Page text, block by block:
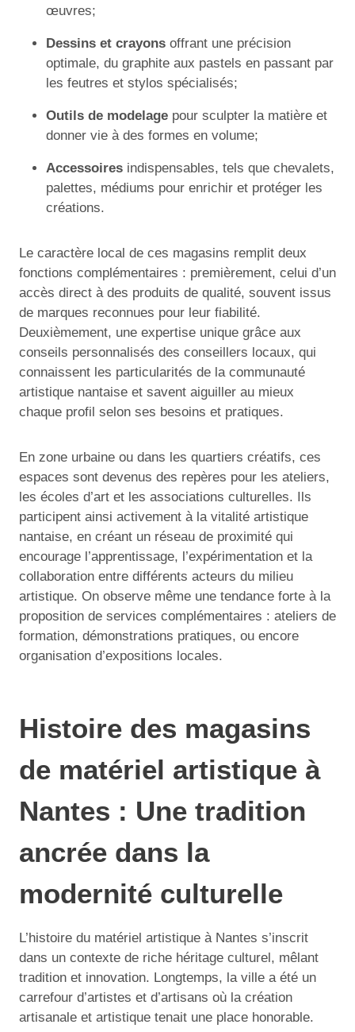
œuvres;
Dessins et crayons offrant une précision
optimale, du graphite aux pastels en passant par
les feutres et stylos spécialisés;
Outils de modelage pour sculpter la matière et
donner vie à des formes en volume;
Accessoires indispensables, tels que chevalets,
palettes, médiums pour enrichir et protéger les
créations.
Le caractère local de ces magasins remplit deux
fonctions complémentaires : premièrement, celui d’un
accès direct à des produits de qualité, souvent issus
de marques reconnues pour leur fiabilité.
Deuxièmement, une expertise unique grâce aux
conseils personnalisés des conseillers locaux, qui
connaissent les particularités de la communauté
artistique nantaise et savent aiguiller au mieux
chaque profil selon ses besoins et pratiques.
En zone urbaine ou dans les quartiers créatifs, ces
espaces sont devenus des repères pour les ateliers,
les écoles d’art et les associations culturelles. Ils
participent ainsi activement à la vitalité artistique
nantaise, en créant un réseau de proximité qui
encourage l’apprentissage, l’expérimentation et la
collaboration entre différents acteurs du milieu
artistique. On observe même une tendance forte à la
proposition de services complémentaires : ateliers de
formation, démonstrations pratiques, ou encore
organisation d’expositions locales.
Histoire des magasins
de matériel artistique à
Nantes : Une tradition
ancrée dans la
modernité culturelle
L’histoire du matériel artistique à Nantes s’inscrit
dans un contexte de riche héritage culturel, mêlant
tradition et innovation. Longtemps, la ville a été un
carrefour d’artistes et d’artisans où la création
artisanale et artistique tenait une place honorable.